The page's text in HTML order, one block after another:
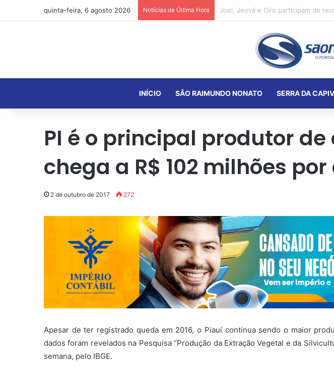
quinta-feira, 6 agosto 2026 Notícias de Última Hora
INÍCIO SÃO RAIMUNDO NONATO SERRA DA
PI é o principal produtor
chega a R$ 102 milhões
2 de outubro de 2017 272
Apesar de ter registrado queda em 2016, o Piauí continua sendo o maior
dados foram revelados na Pesquisa “Produção da Extração Vegetal e da
semana, pelo IBGE.